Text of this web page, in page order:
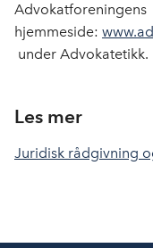
Advokatforeningens
hjemmeside:
under Advokatetikk.
Les mer
Juridisk rådgivning